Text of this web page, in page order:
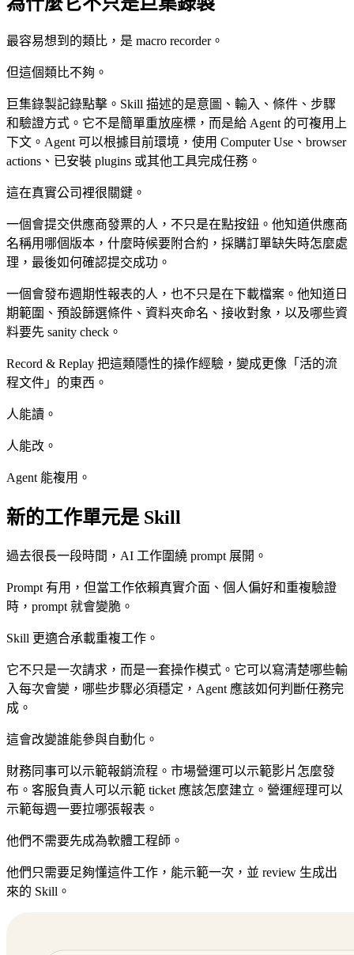
最容易想到的類比，是 macro recorder。
但這個類比不夠。
巨集錄製記錄點擊。Skill 描述的是意圖、輸入、條件、步驟
和驗證方式。它不是簡單重放座標，而是給 Agent 的可複用上
下文。Agent 可以根據目前環境，使用 Computer Use、browser
actions、已安裝 plugins 或其他工具完成任務。
這在真實公司裡很關鍵。
一個會提交供應商發票的人，不只是在點按鈕。他知道供應商
名稱用哪個版本，什麼時候要附合約，採購訂單缺失時怎麼處
理，最後如何確認提交成功。
一個會發布週期性報表的人，也不只是在下載檔案。他知道日
期範圍、預設篩選條件、資料夾命名、接收對象，以及哪些資
料要先 sanity check。
Record & Replay 把這類隱性的操作經驗，變成更像「活的流
程文件」的東西。
人能讀。
人能改。
Agent 能複用。
新的工作單元是 Skill
過去很長一段時間，AI 工作圍繞 prompt 展開。
Prompt 有用，但當工作依賴真實介面、個人偏好和重複驗證
時，prompt 就會變脆。
Skill 更適合承載重複工作。
它不只是一次請求，而是一套操作模式。它可以寫清楚哪些輸
入每次會變，哪些步驟必須穩定，Agent 應該如何判斷任務完
成。
這會改變誰能參與自動化。
財務同事可以示範報銷流程。市場營運可以示範影片怎麼發
布。客服負責人可以示範 ticket 應該怎麼建立。營運經理可以
示範每週一要拉哪張報表。
他們不需要先成為軟體工程師。
他們只需要足夠懂這件工作，能示範一次，並 review 生成出
來的 Skill。